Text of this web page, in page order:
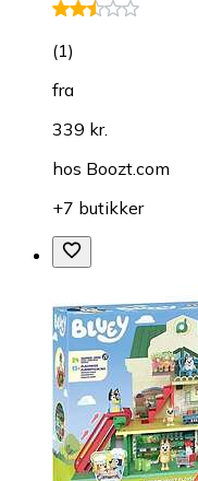
(1)
fra
339 kr.
hos Boozt.com
+7 butikker